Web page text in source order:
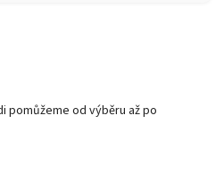
pomůžeme od výběru až po